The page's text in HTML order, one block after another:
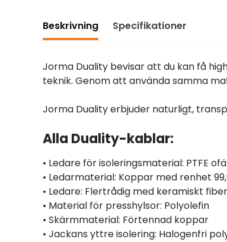
Beskrivning Specifikationer
Jorma Duality bevisar att du kan få
teknik. Genom att använda samma
Jorma Duality erbjuder naturligt,
Alla Duality-kablar:
• Ledare för isoleringsmaterial: PTFE
• Ledarmaterial: Koppar med renhet
• Ledare: Flertrådig med keramiskt
• Material för presshylsor: Polyolefin
• Skärmmaterial: Förtennad koppar
• Jackans yttre isolering: Halogenfri